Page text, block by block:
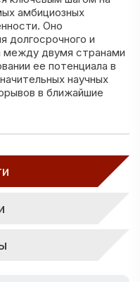
амбициозных
Оно
долгосрочного и
между двумя странами
ее потенциала в
научных
в ближайшие